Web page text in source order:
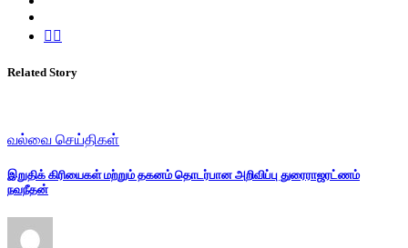
Related Story
வல்வை செய்திகள்
இறுதிக் கிரியைகள் மற்றும் தகனம் தொடர்பான அறிவிப்பு துரைராஜரட்ணம்
நவநீதன்